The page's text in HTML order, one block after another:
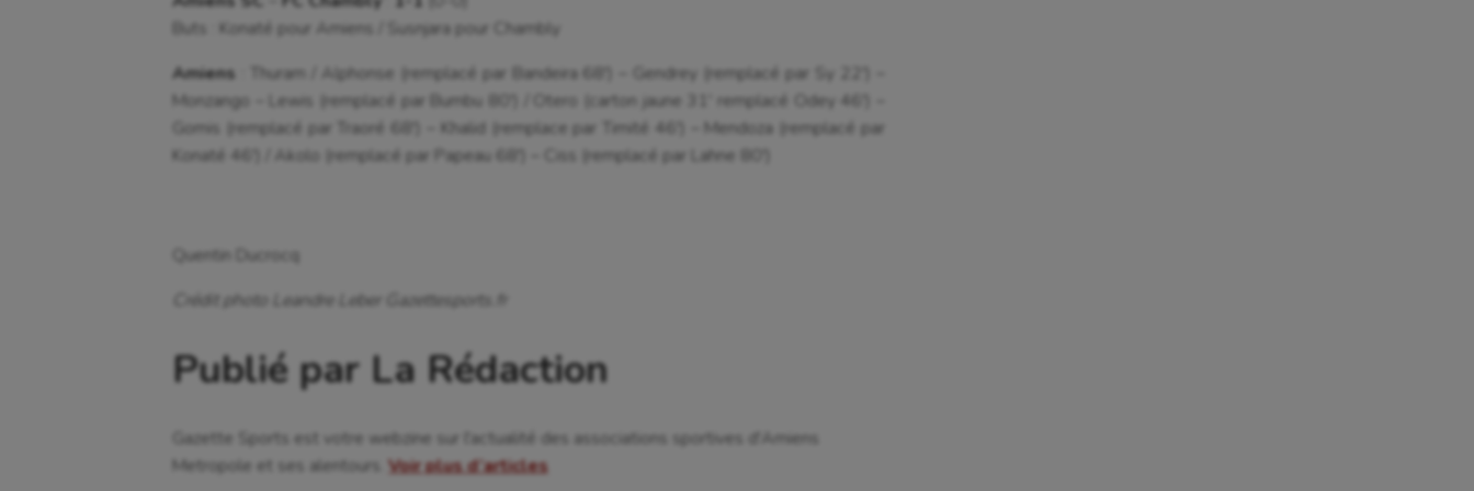
Buts : Konaté pour Amiens / Susnjara pour Chambly
Amiens : Thuram / Alphonse (remplacé par Bandeira 68′) – Gendrey (remplacé par Sy 22′) –
Monzango – Lewis (remplacé par Bumbu 80′) / Otero (carton jaune 31′ remplacé Odey 46′) –
Gomis (remplacé par Traoré 68′) – Khalid (remplace par Timité 46′) – Mendoza (remplacé par
Konaté 46′) / Akolo (remplacé par Papeau 68′) – Ciss (remplacé par Lahne 80′)
Quentin Ducrocq
Crédit photo Leandre Leber Gazettesports.fr
Publié par La Rédaction
Gazette Sports est votre webzine sur l'actualité des associations sportives d'Amiens
Metropole et ses alentours. Voir plus d’articles